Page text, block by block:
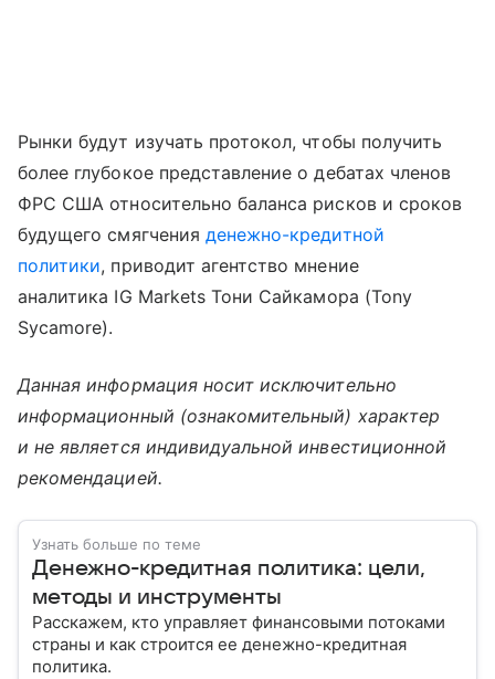
Рынки будут изучать протокол, чтобы получить
более глубокое представление о дебатах членов
ФРС США относительно баланса рисков и сроков
будущего смягчения денежно-кредитной
политики, приводит агентство мнение
аналитика IG Markets Тони Сайкамора (Tony
Sycamore).
Данная информация носит исключительно
информационный (ознакомительный) характер
и не является индивидуальной инвестиционной
рекомендацией.
Узнать больше по теме
Денежно-кредитная политика: цели,
методы и инструменты
Расскажем, кто управляет финансовыми потоками
страны и как строится ее денежно-кредитная
политика.